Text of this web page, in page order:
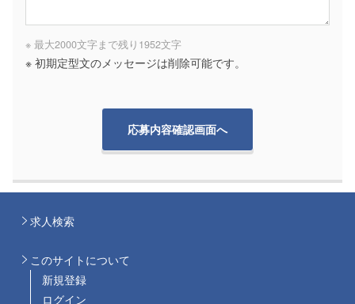
※ 最大2000文字まで残り 1952文字
※ 初期定型文のメッセージは削除可能です。
求人検索
このサイトについて
新規登録
ログイン